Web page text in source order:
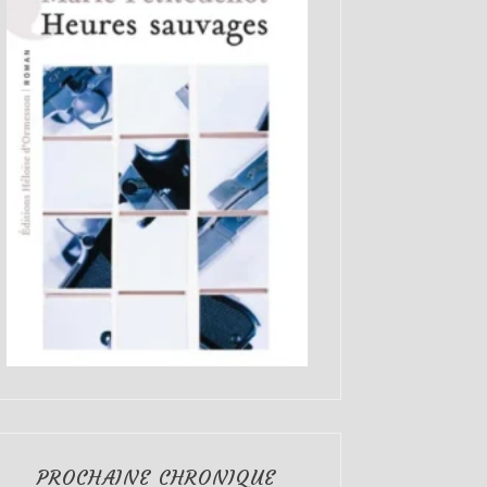
PROCHAINE CHRONIQUE